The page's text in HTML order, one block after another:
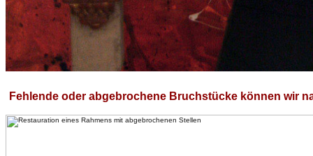
Fehlende oder abgebrochene Bruchstücke können wir